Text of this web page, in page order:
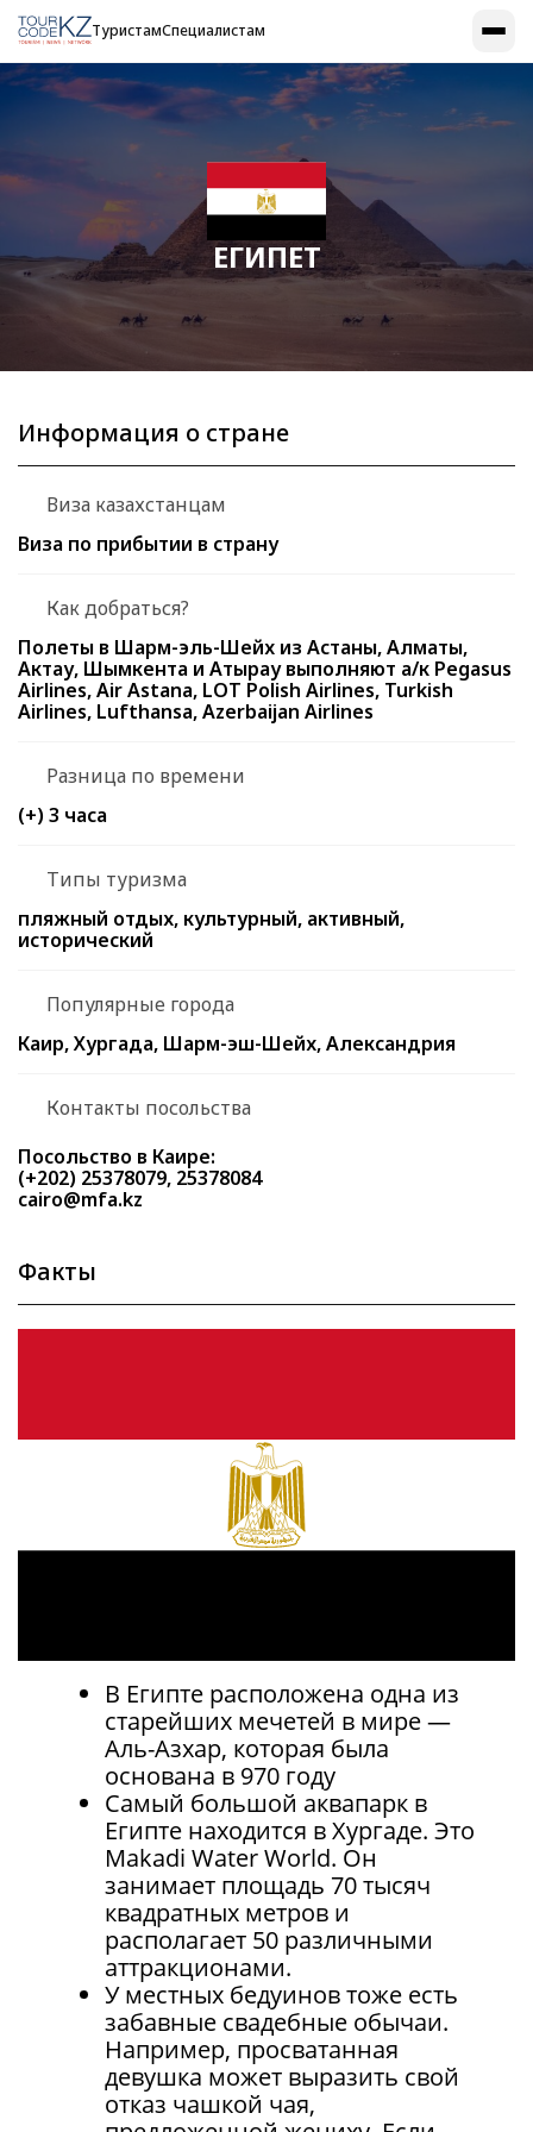
ТуристамСпециалистам
ЕГИПЕТ
Факты
В Египте расположена одна из
старейших мечетей в мире —
Аль-Азхар, которая была
основана в 970 году
Самый большой аквапарк в
Египте находится в Хургаде. Это
Makadi Water World. Он
занимает площадь 70 тысяч
квадратных метров и
располагает 50 различными
аттракционами.
У местных бедуинов тоже есть
забавные свадебные обычаи.
Например, просватанная
девушка может выразить свой
отказ чашкой чая,
Информация о стране
Виза казахстанцам
Виза по прибытии в страну
Как добраться?
Полеты в Шарм-эль-Шейх из Астаны, Алматы,
Актау, Шымкента и Атырау выполняют а/к Pegasus
Airlines, Air Astana, LOT Polish Airlines, Turkish
Airlines, Lufthansa, Azerbaijan Airlines
Разница по времени
(+) 3 часа
Типы туризма
пляжный отдых, культурный, активный,
исторический
Популярные города
Каир, Хургада, Шарм-эш-Шейх, Александрия
Контакты посольства
Посольство в Каире:
(+202) 25378079, 25378084
cairo@mfa.kz